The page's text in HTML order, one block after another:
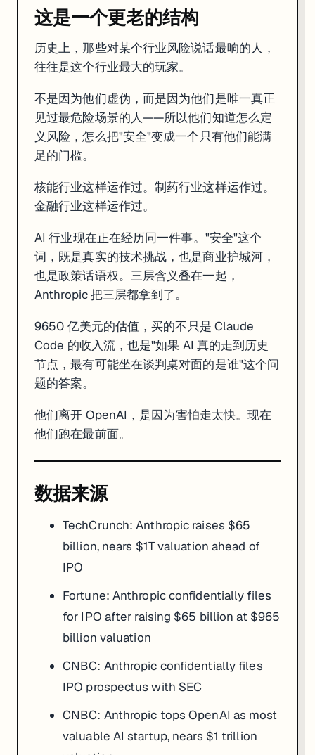
这是一个更老的结构
历史上，那些对某个行业风险说话最响的人，
往往是这个行业最大的玩家。
不是因为他们虚伪，而是因为他们是唯一真正
见过最危险场景的人——所以他们知道怎么定
义风险，怎么把"安全"变成一个只有他们能满
足的门槛。
核能行业这样运作过。制药行业这样运作过。
金融行业这样运作过。
AI 行业现在正在经历同一件事。"安全"这个
词，既是真实的技术挑战，也是商业护城河，
也是政策话语权。三层含义叠在一起，
Anthropic 把三层都拿到了。
9650 亿美元的估值，买的不只是 Claude
Code 的收入流，也是"如果 AI 真的走到历史
节点，最有可能坐在谈判桌对面的是谁"这个问
题的答案。
他们离开 OpenAI，是因为害怕走太快。现在
他们跑在最前面。
数据来源
TechCrunch:Anthropic raises $65
billion, nears $1T valuation ahead of
IPO
Fortune: Anthropic confidentially files
for IPO after raising $65 billion at $965
billion valuation
CNBC: Anthropic confidentially files
IPO prospectus with SEC
CNBC: Anthropic tops OpenAI as most
valuable AI startup, nears $1 trillion